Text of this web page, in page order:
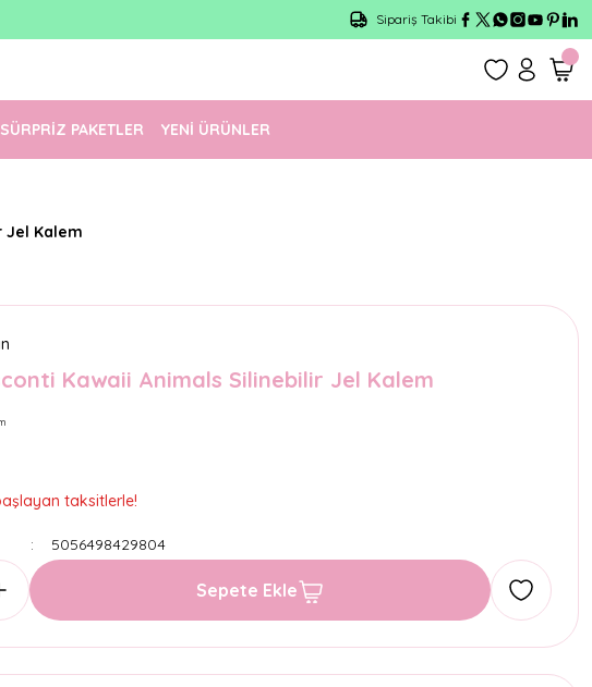
Sipariş Takibi
SÜRPRİZ PAKETLER YENİ ÜRÜNLER
Jel Kalem
Kawaii Animals Silinebilir Jel Kalem
taksitlerle!
5056498429804
Sepete Ekle